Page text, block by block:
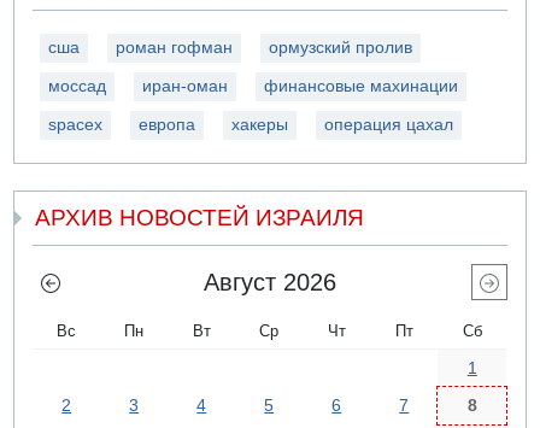
сша роман гофман ормузский пролив
моссад иран-оман финансовые махинации
spacex европа хакеры операция цахал
АРХИВ НОВОСТЕЙ ИЗРАИЛЯ
Август 2026
Вс Пн Вт Ср Чт Пт Сб
1
2
3 4 5 6 7
8